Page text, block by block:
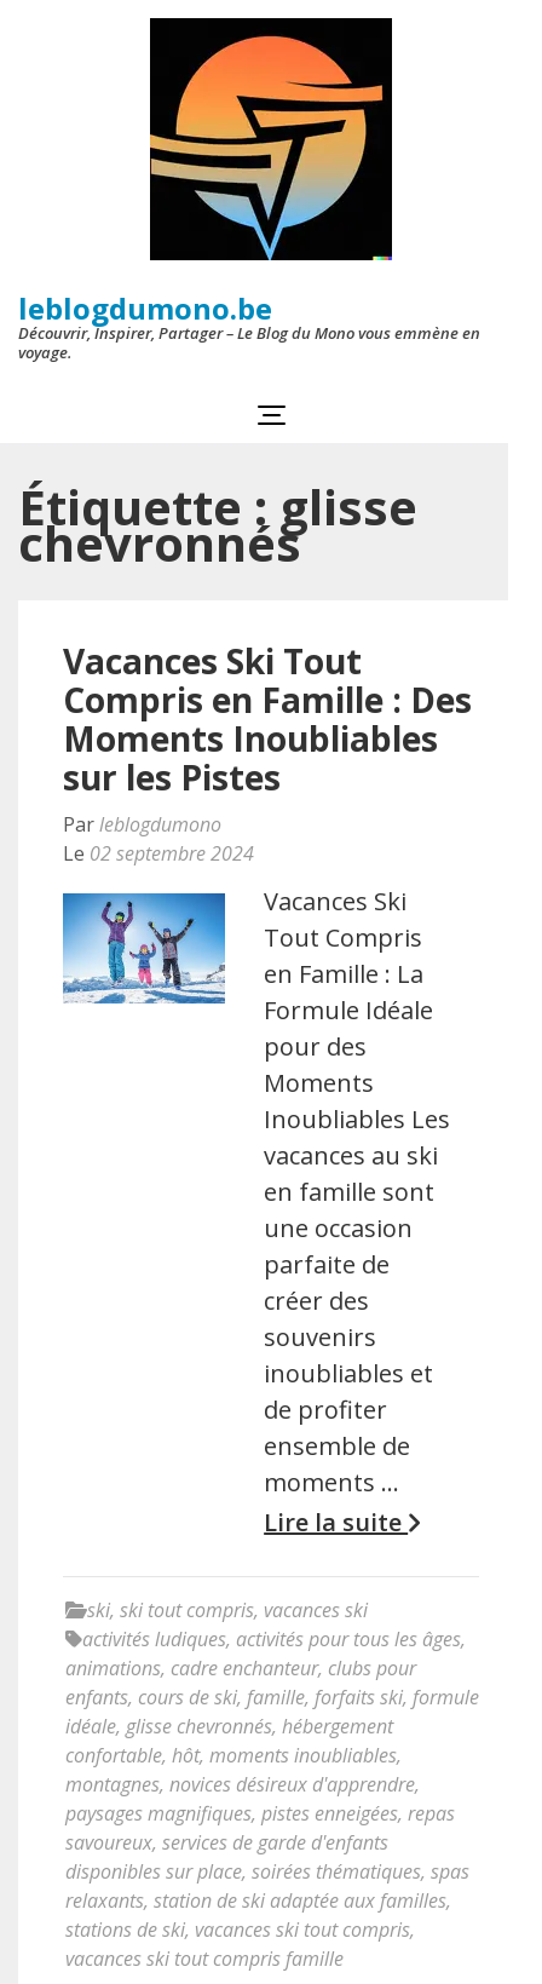
leblogdumono.be
Découvrir, Inspirer, Partager – Le Blog du Mono vous emmène en
voyage.
Étiquette :glisse
chevronnés
Vacances Ski Tout
Compris en Famille : Des
Moments Inoubliables
sur les Pistes
Parleblogdumono
Le 02 septembre 2024
Vacances Ski
Tout Compris
en Famille : La
Formule Idéale
pour des
Moments
Inoubliables Les
vacances au ski
en famille sont
une occasion
parfaite de
créer des
souvenirs
inoubliables et
de profiter
ensemble de
moments …
Lire la suite
ski, ski tout compris, vacances ski
activités ludiques, activités pour tous les âges,
animations, cadre enchanteur, clubs pour
enfants, cours de ski, famille, forfaits ski, formule
idéale, glisse chevronnés, hébergement
confortable, hôt, moments inoubliables,
montagnes, novices désireux d'apprendre,
paysages magnifiques, pistes enneigées, repas
savoureux, services de garde d'enfants
disponibles sur place, soirées thématiques, spas
relaxants, station de ski adaptée aux familles,
stations de ski, vacances ski tout compris,
vacances ski tout compris famille